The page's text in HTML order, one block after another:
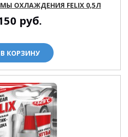
ОХЛАЖДЕНИЯ FELIX 0,5Л
руб.
В КОРЗИНУ